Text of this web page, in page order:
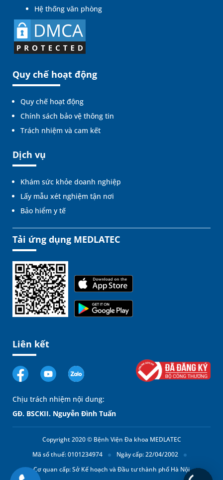
Hệ thống văn phòng
Quy chế hoạt động
Quy chế hoạt động
Chính sách bảo vệ thông tin
Trách nhiệm và cam kết
Dịch vụ
Khám sức khỏe doanh nghiệp
Lấy mẫu xét nghiệm tận nơi
Bảo hiểm y tế
Tải ứng dụng MEDLATEC
Liên kết
Chịu trách nhiệm nội dung:
GĐ. BSCKII. Nguyễn Đình Tuấn
Copyright 2020 © Bệnh Viện Đa khoa MEDLATEC
Mã số thuế: 0101234974
Ngày cấp: 22/04/2002
Cơ quan cấp: Sở Kế hoạch và Đầu tư thành phố Hà Nội